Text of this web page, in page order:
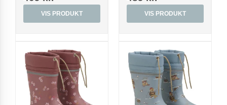
VIS PRODUKT VIS PRODUKT